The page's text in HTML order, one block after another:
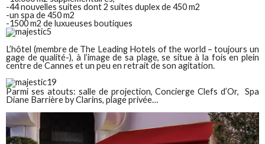
-44 nouvelles suites dont 2 suites duplex de 450 m2
-un spa de 450 m2
-1500 m2 de luxueuses boutiques
L’hôtel (membre de The Leading Hotels of the world – toujours un
gage de qualité-), à l’image de sa plage, se situe à la fois en plein
centre de Cannes et un peu en retrait de son agitation.
Parmi ses atouts: salle de projection, Concierge Clefs d’Or, Spa
Diane Barrière by Clarins, plage privée…